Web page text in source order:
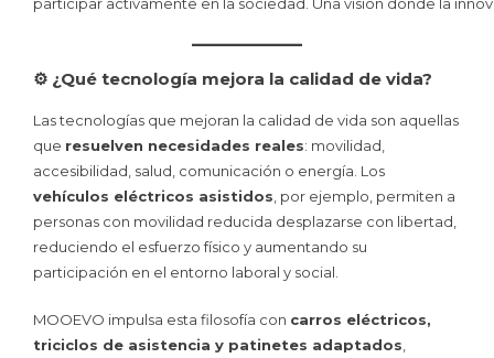
⚙️ ¿Qué tecnología mejora la calidad de vida?
Las tecnologías que mejoran la calidad de vida son aquellas
que resuelven necesidades reales: movilidad,
accesibilidad, salud, comunicación o energía. Los
vehículos eléctricos asistidos , por ejemplo, permiten a
personas con movilidad reducida desplazarse con libertad,
reduciendo el esfuerzo físico y aumentando su
participación en el entorno laboral y social.
MOOEVO impulsa esta filosofía con carros eléctricos,
triciclos de asistencia y patinetes adaptados